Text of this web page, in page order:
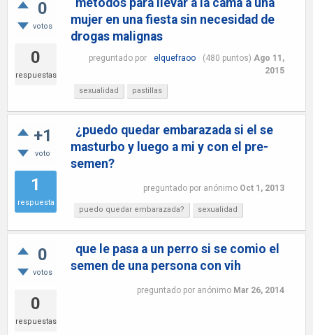
0
votos
0
respuestas
metodos para llevar a la cama a una
mujer en una fiesta sin necesidad de
drogas malignas
preguntado por elquefraoo (480 puntos) Ago 11,
2015
sexualidad pastillas
+1
voto
1
respuesta
¿puedo quedar embarazada si el se
masturbo y luego a mi y con el pre-
semen?
preguntado por anónimo Oct 1, 2013
puedo quedar embarazada? sexualidad
0
votos
0
respuestas
que le pasa a un perro si se comio el
semen de una persona con vih
preguntado por anónimo Mar 26, 2014